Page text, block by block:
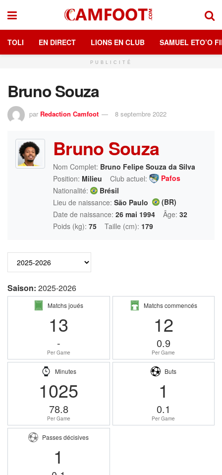
TOLI EN DIRECT LIONS EN CLUB SAMUEL ETO’O
PUBLICITÉ
Bruno Souza
par Redaction Camfoot 8 septembre 2022
Bruno Souza
Nom Complet: Bruno Felipe Souza da Silva
Position: Milieu Club actuel:
Pafos
Nationalité:
Brésil
Lieu de naissance: São Paulo
(BR)
Date de naissance: 26 mai 1994 Âge: 32
Poids (kg): 75 Taille (cm): 179
Saison: 2025-2026
Matchs joués
13
-
Per Game
Matchs commencés
12
0.9
Per Game
Minutes
1025
78.8
Per Game
Buts
1
0.1
Per Game
Passes décisives
1